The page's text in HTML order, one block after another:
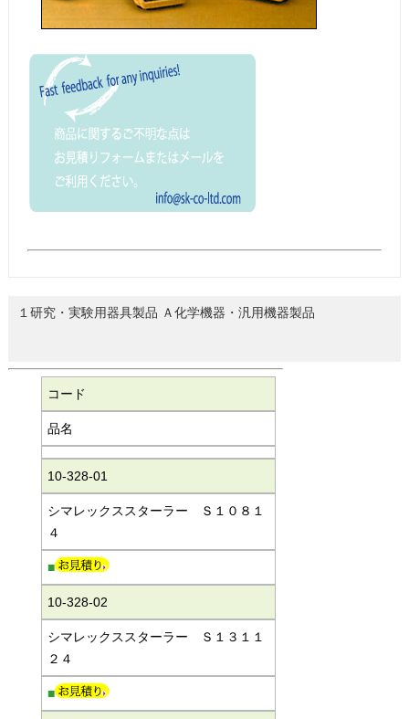
１研究・実験用器具製品 Ａ化学機器・汎用機器製品
コード
品名
10-328-01
シマレックススターラー Ｓ１０８１
４
■
10-328-02
シマレックススターラー Ｓ１３１１
２４
■